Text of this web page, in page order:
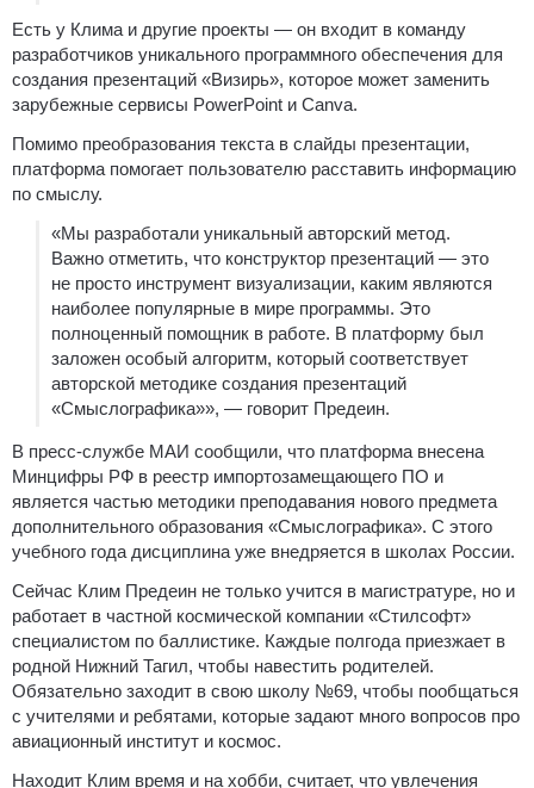
Есть у Клима и другие проекты — он входит в команду
разработчиков уникального программного обеспечения для
создания презентаций «Визирь», которое может заменить
зарубежные сервисы PowerPoint и Canva.
Помимо преобразования текста в слайды презентации,
платформа помогает пользователю расставить информацию
по смыслу.
«Мы разработали уникальный авторский метод.
Важно отметить, что конструктор презентаций — это
не просто инструмент визуализации, каким являются
наиболее популярные в мире программы. Это
полноценный помощник в работе. В платформу был
заложен особый алгоритм, который соответствует
авторской методике создания презентаций
«Смыслографика»», — говорит Предеин.
В пресс-службе МАИ сообщили, что платформа внесена
Минцифры РФ в реестр импортозамещающего ПО и
является частью методики преподавания нового предмета
дополнительного образования «Смыслографика». С этого
учебного года дисциплина уже внедряется в школах России.
Сейчас Клим Предеин не только учится в магистратуре, но и
работает в частной космической компании «Стилсофт»
специалистом по баллистике. Каждые полгода приезжает в
родной Нижний Тагил, чтобы навестить родителей.
Обязательно заходит в свою школу №69, чтобы пообщаться
с учителями и ребятами, которые задают много вопросов про
авиационный институт и космос.
Находит Клим время и на хобби, считает, что увлечения